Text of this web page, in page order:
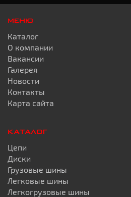
МЕНЮ
Каталог
О компании
Вакансии
Галерея
Новости
Контакты
Карта сайта
КАТАЛОГ
Цепи
Диски
Грузовые шины
Легковые шины
Легкогрузовые шины